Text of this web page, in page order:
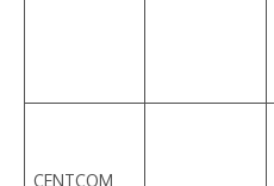
CENTCOM